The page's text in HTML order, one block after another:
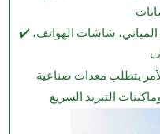
✔️ يُستخدم في النوافذ، الأبواب، واجهات المباني، شاشات الهواتف،
يتطلب معدات صناعية